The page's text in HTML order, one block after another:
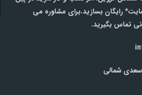
رایگان بسازید.برای مشاوره می
تماس بگیرید.
سعدی شمالی